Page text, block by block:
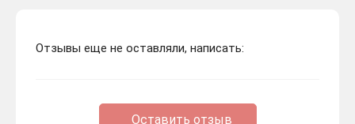
Отзывы еще не оставляли, написать:
Оставить отзыв